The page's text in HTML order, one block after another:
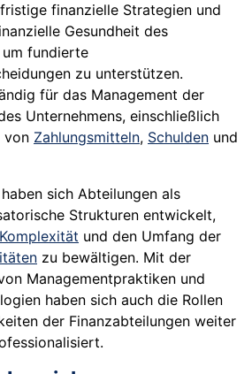
finanzielle Strategien und
Gesundheit des
um fundierte
zu unterstützen.
für das Management der
Unternehmens, einschließlich
von Zahlungsmitteln, Schulden und
sich Abteilungen als
Strukturen entwickelt,
Komplexität und den Umfang der
zu bewältigen. Mit der
Managementpraktiken und
haben sich auch die Rollen
der Finanzabteilungen weiter